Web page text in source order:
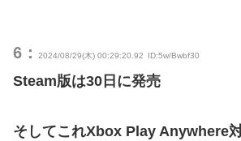
6： 2024/08/29(木) 00:29:20.92 ID:5w/Bwbf30
Steam版は30日に発売
そしてこれXbox Play Anywhere